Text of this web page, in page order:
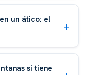
un ático: el
si tiene